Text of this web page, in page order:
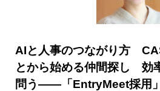
AIと人事のつながり方
とから始める仲間探し 効
問う――「EntryMeet採用